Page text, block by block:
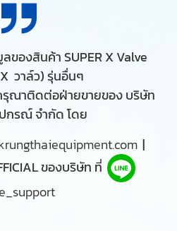
ของสินค้า SUPER X Valve
วาล์ว) รุ่นอื่นๆ
รุณาติดต่อฝ่ายขายของ บริษัท
กรณ์ จำกัด โดย
|
ของบริษัท ที่